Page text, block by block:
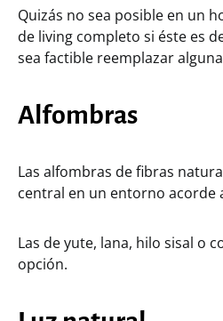
Quizás no sea posible en un
de living completo si éste es
sea factible reemplazar
Alfombras
Las alfombras de fibras
central en un entorno acorde
Las de yute, lana, hilo sisal o
opción.